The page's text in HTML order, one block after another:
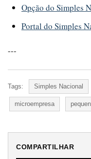
Opção do Simples
Portal do Simples
---
Tags: Simples Nacional
microempresa
COMPARTILHAR